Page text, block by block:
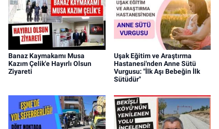
Banaz Kaymakamı Musa
Kazım Çelik'e Hayırlı Olsun
Ziyareti
Uşak Eğitim ve Araştırma
Hastanesi'nden Anne Sütü
Vurgusu: "İlk Aşı Bebeğin İlk
Sütüdür"